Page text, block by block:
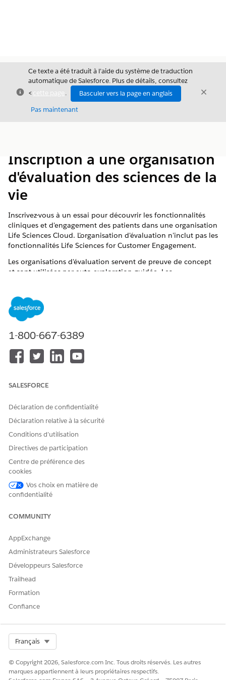
Fermer
Ce texte a été traduit à l’aide du système de traduction
automatique de Salesforce. Plus de détails, consultez
<cette page .
Basculer vers la page en anglais
Pas maintenant
Fermer
Inscription à une organisation
d'évaluation des sciences de la
vie
Inscrivez-vous à un essai pour découvrir les fonctionnalités
cliniques et d'engagement des patients dans une organisation
Life Sciences Cloud. L'organisation d'évaluation n'inclut pas les
fonctionnalités Life Sciences for Customer Engagement.
Les organisations d'évaluation servent de preuve de concept
et sont utilisées par auto-exploration guidée. Les
Accédez à l'une des pages d'inscription de l'organisation
d'évaluation :
Organisation d'apprentissage
Cette organisation inclut des exemples de données
enrichis et permet de visualiser toutes les
fonctionnalités cliniques et d'engagement des patients
Life Sciences Cloud en action. Utilisez ces
cliniques et l'engagement des patients.
Organisation de base
Cette organisation non configurée est un page
autorisations nécessaires. Utilisez cette organisation en
tant que preuve de concept de projets ou pour des
tests généraux.
Saisissez vos coordonnées.
Lisez et acceptez le contrat de service.
Cliquez sur
Recherchez un e-mail avec vos identifiants de connexion.
CET ARTICLE A-T-IL RÉSOLU VOTRE PROBLÈME ?
Dites-nous ce que nous pouvons améliorer !
1-800-667-6389
SALESFORCE
Déclaration de confidentialité
Déclaration relative à la sécurité
Conditions d’utilisation
Directives de participation
Centre de préférence des
cookies
Vos choix en matière de
confidentialité
COMMUNITY
AppExchange
Administrateurs Salesforce
Développeurs Salesforce
Trailhead
Formation
Confiance
Français
© Copyright 2026, Salesforce.com Inc. Tous droits réservés. Les autres
marques appartiennent à leurs propriétaires respectifs.